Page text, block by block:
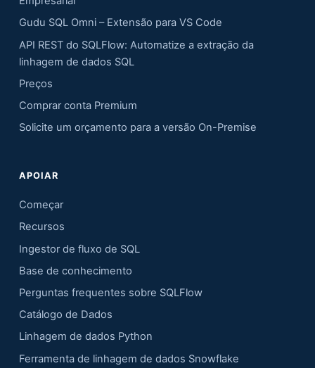
Gudu SQL Omni – Extensão para VS Code
API REST do SQLFlow: Automatize a extração da
linhagem de dados SQL
Preços
Comprar conta Premium
Solicite um orçamento para a versão On-Premise
APOIAR
Começar
Recursos
Ingestor de fluxo de SQL
Base de conhecimento
Perguntas frequentes sobre SQLFlow
Catálogo de Dados
Linhagem de dados Python
Ferramenta de linhagem de dados Snowflake